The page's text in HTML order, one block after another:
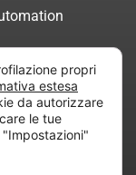
propri
estesa
da autorizzare
le tue